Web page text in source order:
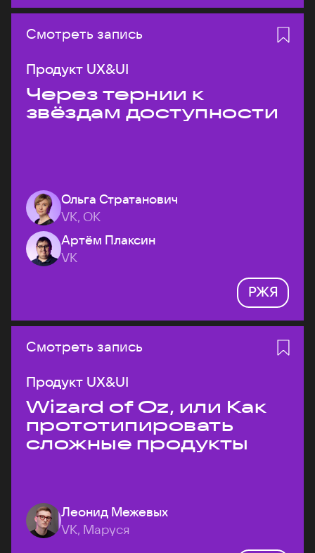
Смотреть запись
Продукт UX&UI
Через тернии к
звёздам доступности
Ольга Стратанович
VK, ОК
Артём Плаксин
VK
РЖЯ
Смотреть запись
Продукт UX&UI
Wizard of Oz, или Как
прототипировать
сложные продукты
Леонид Межевых
VK, Маруся